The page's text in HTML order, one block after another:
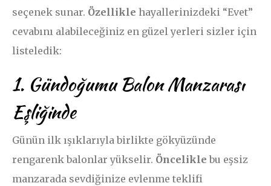
seçenek sunar. Özellikle hayallerinizdeki “Evet”
cevabını alabileceğiniz en güzel yerleri sizler için
listeledik:
1. Gündoğumu Balon Manzarası
Eşliğinde
Günün ilk ışıklarıyla birlikte gökyüzünde
rengarenk balonlar yükselir. Öncelikle bu eşsiz
manzarada sevdiğinize evlenme teklifi